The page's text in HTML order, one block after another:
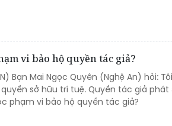
vi bảo hộ quyền tác giả?
Bạn Mai Ngọc Quyên (Nghệ An) hỏi:
sở hữu trí tuệ. Quyền tác giả
phạm vi bảo hộ quyền tác giả?